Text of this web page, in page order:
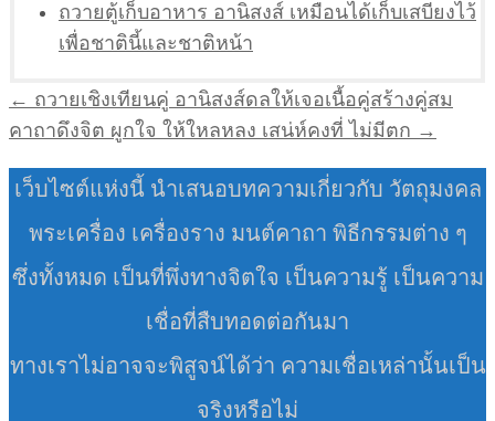
ถวายตู้เก็บอาหาร อานิสงส์ เหมือนได้เก็บเสบียงไว้
เพื่อชาตินี้และชาติหน้า
แนะแนว
เรื่อง
← ถวายเชิงเทียนคู่ อานิสงส์ดลให้เจอเนื้อคู่สร้างคู่สม
คาถาดึงจิต ผูกใจ ให้ใหลหลง เสน่ห์คงที่ ไม่มีตก →
เว็บไซต์แห่งนี้ นำเสนอบทความเกี่ยวกับ วัตถุมงคล
พระเครื่อง เครื่องราง มนต์คาถา พิธีกรรมต่าง ๆ
ซึ่งทั้งหมด เป็นที่พึ่งทางจิตใจ เป็นความรู้ เป็นความ
เชื่อที่สืบทอดต่อกันมา
ทางเราไม่อาจจะพิสูจน์ได้ว่า ความเชื่อเหล่านั้นเป็น
จริงหรือไม่